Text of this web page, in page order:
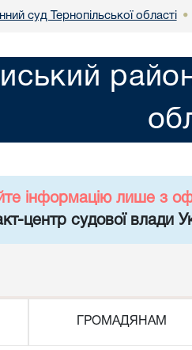
суд Тернопільської області •
інформацію лише з
центр судової влади
ГРОМАДЯНАМ